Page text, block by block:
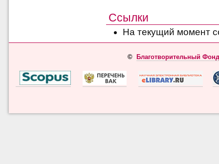
Ссылки
На текущий момент
© Благотворительный